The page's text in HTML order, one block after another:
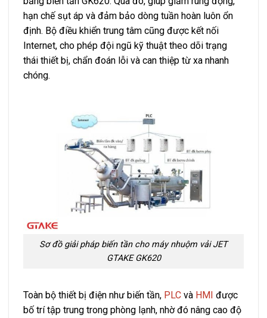
hạn chế sụt áp và đảm bảo dòng tuần hoàn luôn ổn
định. Bộ điều khiển trung tâm cũng được kết nối
Internet, cho phép đội ngũ kỹ thuật theo dõi trạng
thái thiết bị, chẩn đoán lỗi và can thiệp từ xa nhanh
chóng.
Sơ đồ giải pháp biến tần cho máy nhuộm vải JET
GTAKE GK620
Toàn bộ thiết bị điện như biến tần, PLC và HMI được
bố trí tập trung trong phòng lạnh, nhờ đó nâng cao độ